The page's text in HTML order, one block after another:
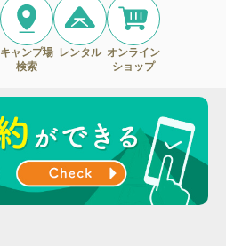
キャンプ場
検索
レンタル オンライン
ショップ